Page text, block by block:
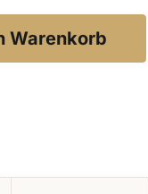
Warenkorb